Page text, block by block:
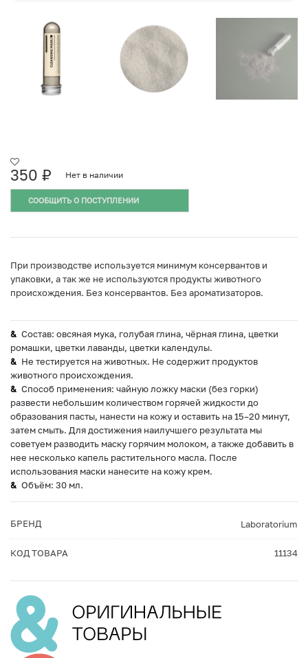
350 ₽ Нет в наличии
СООБЩИТЬ О ПОСТУПЛЕНИИ
При производстве используется минимум консервантов и
упаковки, а так же не используются продукты животного
происхождения. Без консервантов. Без ароматизаторов.
Состав: овсяная мука, голубая глина, чёрная глина, цветки
ромашки, цветки лаванды, цветки календулы.
Не тестируется на животных. Не содержит продуктов
животного происхождения.
Способ применения: чайную ложку маски (без горки)
развести небольшим количеством горячей жидкости до
образования пасты, нанести на кожу и оставить на 15–20 минут,
затем смыть. Для достижения наилучшего результата мы
советуем разводить маску горячим молоком, а также добавить в
нее несколько капель растительного масла. После
использования маски нанесите на кожу крем.
Объём: 30 мл.
БРЕНД Laboratorium
КОД ТОВАРА 11134